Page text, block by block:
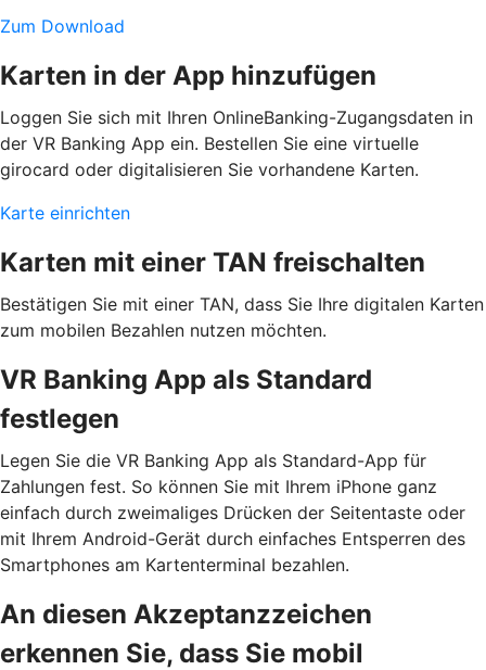
Zum Download
Karten in der App hinzufügen
Loggen Sie sich mit Ihren OnlineBanking-Zugangsdaten in
der VR Banking App ein. Bestellen Sie eine virtuelle
girocard oder digitalisieren Sie vorhandene Karten.
Karte einrichten
Karten mit einer TAN freischalten
Bestätigen Sie mit einer TAN, dass Sie Ihre digitalen Karten
zum mobilen Bezahlen nutzen möchten.
VR Banking App als Standard
festlegen
Legen Sie die VR Banking App als Standard-App für
Zahlungen fest. So können Sie mit Ihrem iPhone ganz
einfach durch zweimaliges Drücken der Seitentaste oder
mit Ihrem Android-Gerät durch einfaches Entsperren des
Smartphones am Kartenterminal bezahlen.
An diesen Akzeptanzzeichen
erkennen Sie, dass Sie mobil